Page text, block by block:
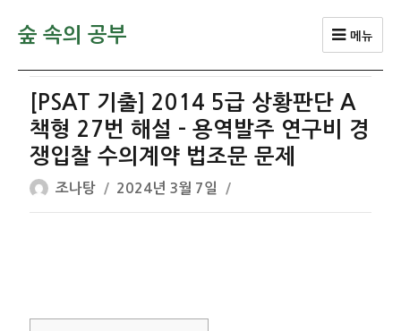
숲 속의 공부 메뉴
[PSAT 기출] 2014 5급 상황판단 A
책형 27번 해설 – 용역발주 연구비 경
쟁입찰 수의계약 법조문 문제
글
쓴
조나탕
작
성
2024년 3월 7일